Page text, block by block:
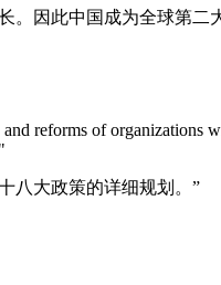
因此中国成为全球第二
reforms of
八大政策的详细规划。”